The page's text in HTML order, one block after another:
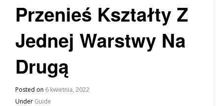
Przenieś Kształty Z
Jednej Warstwy Na
Drugą
Posted on 6 kwietnia, 2022
Under Guide